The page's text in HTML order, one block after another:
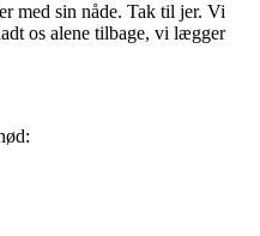
med sin nåde. Tak til jer. Vi
os alene tilbage, vi lægger